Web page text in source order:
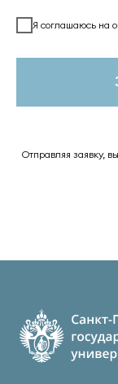
Я соглашаюсь на
Отправляя заявку,